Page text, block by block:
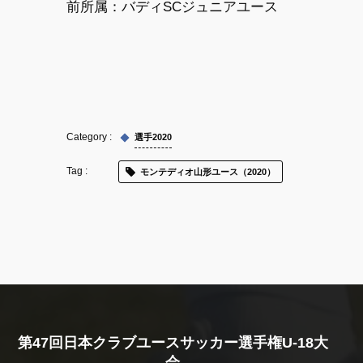
前所属： バディSCジュニアユース
選手2020
モンテディオ山形ユース（2020）
第47回日本クラブユースサッカー選手権U-18大